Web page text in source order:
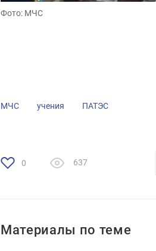
Фото: МЧС
Фото: МЧС
МЧС учения ПАТЭС
0 637
Материалы по теме